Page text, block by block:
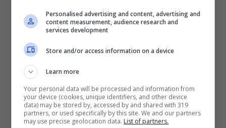
spesso. Si tratta di una strategia che
rallenta il metabolismo
conservare energia sotto forma di grasso
Inoltre, questa strategia potrebbe
generare una sensazione di fame intensa
che spesso porta aspuntini poco salutari
o adabbuffate fuori orari. Dunque è
Personalised advertising and content, advertising and
content measurement, audience research and
services development
Store and/or access information on a device
Learn more
Your personal data will be processed and information from
your device (cookies, unique identifiers, and other device
data) may be stored by, accessed by and shared with 319
partners, or used specifically by this site. We and our partners
may use precise geolocation data. List of partners.